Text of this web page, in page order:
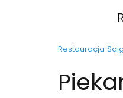
Restauracja